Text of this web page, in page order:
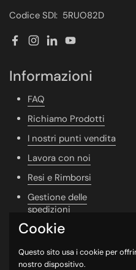
Codice SDI: 5RUO82D
Facebook
Instagram
LinkedInYouTube
Informazioni
FAQ
Richiamo Prodotti
I nostri punti vendita
Lavora con noi
Resi e Rimborsi
Gestione delle
spedizioni
Vivere Naturale
Whishlist
Cookie
Questo sito usa i cookie per
nostro dispositivo.